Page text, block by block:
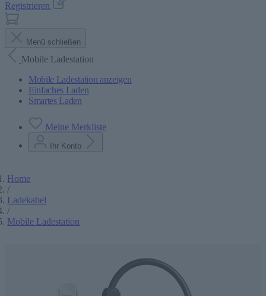
Registrieren
Menü schließen
Mobile Ladestation
Mobile Ladestation anzeigen
Einfaches Laden
Smartes Laden
Meine Merkliste
Ihr Konto
Home
/
Ladekabel
/
Mobile Ladestation